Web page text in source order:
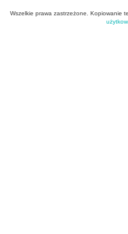
Wszelkie prawa zastrzeżone. Kopiowanie